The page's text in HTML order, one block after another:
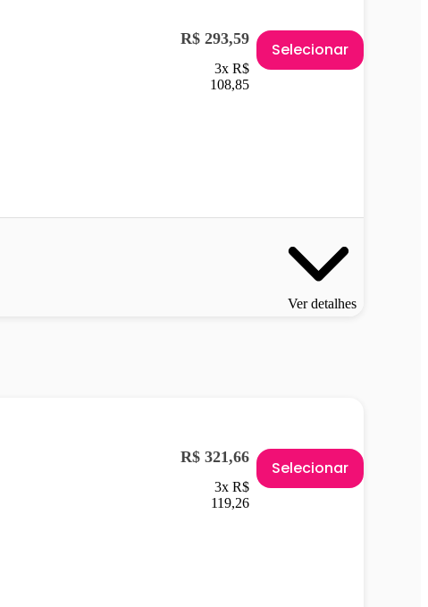
R$ 293,59
3x R$
108,85
Selecionar
Ver detalhes
R$ 321,66
3x R$
119,26
Selecionar